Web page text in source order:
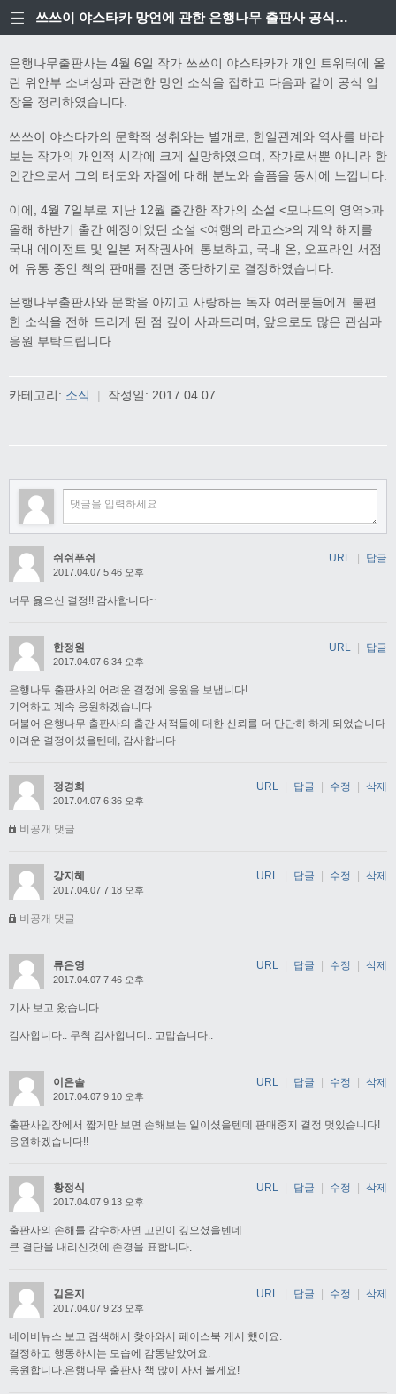
쓰쓰이 야스타카 망언에 관한 은행나무 출판사 공식입장
은행나무출판사는 4월 6일 작가 쓰쓰이 야스타카가 개인 트위터에 올
린 위안부 소녀상과 관련한 망언 소식을 접하고 다음과 같이 공식 입
장을 정리하였습니다.
쓰쓰이 야스타카의 문학적 성취와는 별개로, 한일관계와 역사를 바라
보는 작가의 개인적 시각에 크게 실망하였으며, 작가로서뿐 아니라 한
인간으로서 그의 태도와 자질에 대해 분노와 슬픔을 동시에 느낍니다.
이에, 4월 7일부로 지난 12월 출간한 작가의 소설 <모나드의 영역>과
올해 하반기 출간 예정이었던 소설 <여행의 라고스>의 계약 해지를
국내 에이전트 및 일본 저작권사에 통보하고, 국내 온, 오프라인 서점
에 유통 중인 책의 판매를 전면 중단하기로 결정하였습니다.
은행나무출판사와 문학을 아끼고 사랑하는 독자 여러분들에게 불편
한 소식을 전해 드리게 된 점 깊이 사과드리며, 앞으로도 많은 관심과
응원 부탁드립니다.
카테고리: 소식 | 작성일: 2017.04.07
쉬쉬푸쉬
2017.04.07 5:46 오후
너무 옳으신 결정!! 감사합니다~
URL | 답글
한정원
2017.04.07 6:34 오후
은행나무 출판사의 어려운 결정에 응원을 보냅니다!
기억하고 계속 응원하겠습니다
더불어 은행나무 출판사의 출간 서적들에 대한 신뢰를 더 단단히 하게 되었습니다
어려운 결정이셨을텐데, 감사합니다
URL | 답글
정경희
2017.04.07 6:36 오후
비공개 댓글
URL 답글 수정 삭제
강지혜
2017.04.07 7:18 오후
비공개 댓글
URL 답글 수정 삭제
류은영
2017.04.07 7:46 오후
기사 보고 왔습니다
감사합니다.. 무척 감사합니디.. 고맙습니다..
URL 답글 수정 삭제
이은솔
2017.04.07 9:10 오후
출판사입장에서 짧게만 보면 손해보는 일이셨을텐데 판매중지 결정 멋있습니다!
응원하겠습니다!!
URL | 답글 | 수정 | 삭제
황정식
2017.04.07 9:13 오후
출판사의 손해를 감수하자면 고민이 깊으셨을텐데
큰 결단을 내리신것에 존경을 표합니다.
URL 답글 수정 삭제
김은지
2017.04.07 9:23 오후
네이버뉴스 보고 검색해서 찾아와서 페이스북 게시 했어요.
결정하고 행동하시는 모습에 감동받았어요.
응원합니다.은행나무 출판사 책 많이 사서 볼게요!
URL 답글 수정 삭제